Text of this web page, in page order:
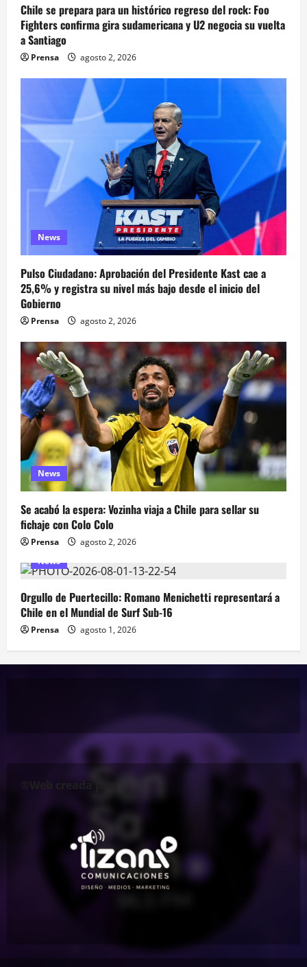
Chile se prepara para un histórico regreso del rock: Foo
Fighters confirma gira sudamericana y U2 negocia su vuelta
a Santiago
Prensa agosto 2, 2026
News
Pulso Ciudadano: Aprobación del Presidente Kast cae a
25,6% y registra su nivel más bajo desde el inicio del
Gobierno
Prensa agosto 2, 2026
News
Se acabó la espera: Vozinha viaja a Chile para sellar su
fichaje con Colo Colo
Prensa
agosto 2, 2026
News
Orgullo de Puertecillo: Romano Menichetti representará a
Chile en el Mundial de Surf Sub-16
Prensa agosto 1, 2026
®Web creada por: